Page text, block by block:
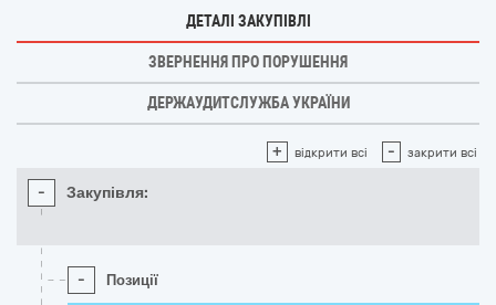
ДЕТАЛІ ЗАКУПІВЛІ
ЗВЕРНЕННЯ ПРО ПОРУШЕННЯ
ДЕРЖАУДИТСЛУЖБА УКРАЇНИ
+ відкрити всі - закрити всі
- Закупівля:
- Позиції